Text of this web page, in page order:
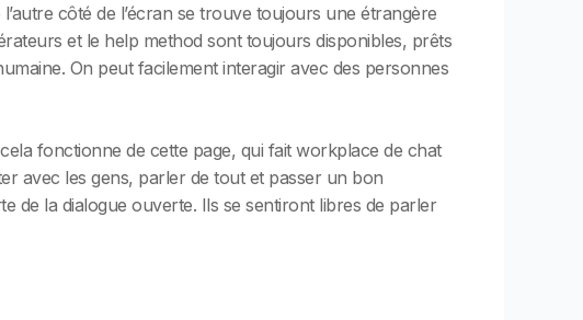
côté de l’écran se trouve toujours une étrangère
et le help method sont toujours disponibles, prêts
On peut facilement interagir avec des personnes
fonctionne de cette page, qui fait workplace de chat
avec les gens, parler de tout et passer un bon
de la dialogue ouverte. Ils se sentiront libres de parler